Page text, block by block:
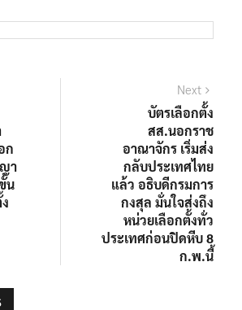
ก
า
น
Next
บัตรเลือกตั้ง
สส.นอกราช
อาณาจักร เริ่มส่ง
กลับประเทศไทย
แล้ว อธิบดีกรมการ
กงสุล มั่นใจส่งถึง
หน่วยเลือกตั้งทั่ว
ประเทศก่อนปิดหีบ 8
ก.พ.นี้